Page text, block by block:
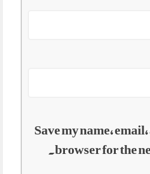
Save my name,
browser for the